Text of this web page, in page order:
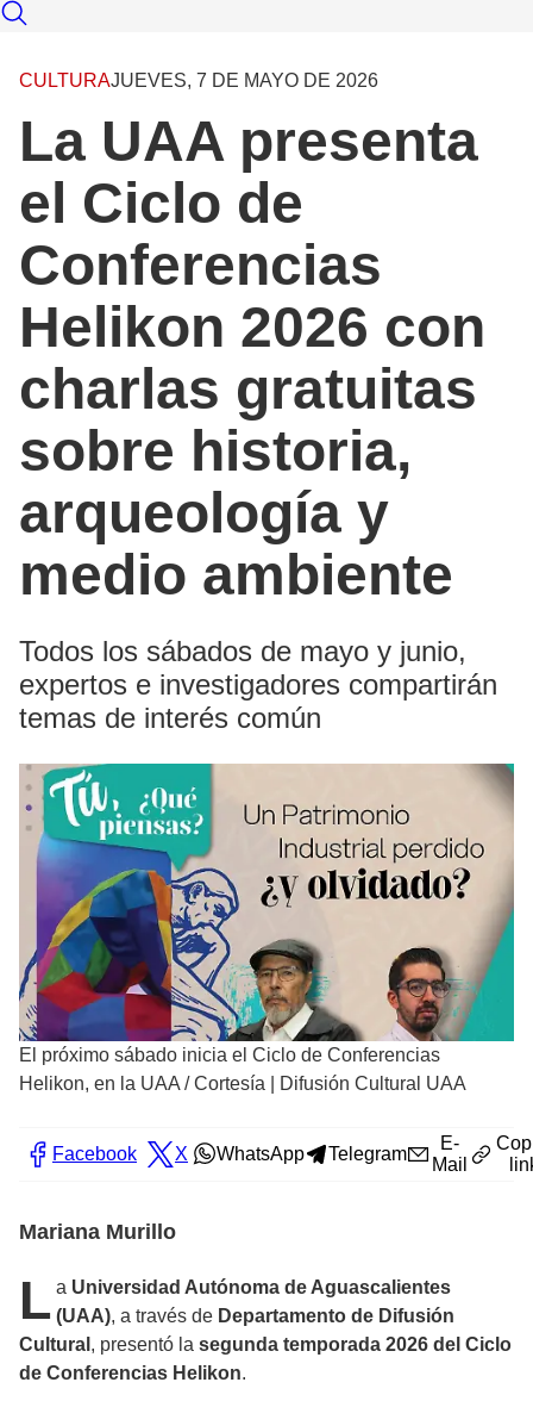
CULTURAJUEVES, 7 DE MAYO DE 2026
La UAA presenta
el Ciclo de
Conferencias
Helikon 2026 con
charlas gratuitas
sobre historia,
arqueología y
medio ambiente
Todos los sábados de mayo y junio,
expertos e investigadores compartirán
temas de interés común
El próximo sábado inicia el Ciclo de Conferencias
Helikon, en la UAA /Cortesía | Difusión Cultural UAA
Facebook X WhatsApp Telegram
E-
Mail
Mariana Murillo
L a Universidad Autónoma de Aguascalientes
(UAA), a través de Departamento de Difusión
Cultural , presentó la segunda temporada 2026 del Ciclo
de Conferencias Helikon.